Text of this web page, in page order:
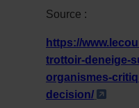
Source :
https://
trottoir-deneige-
organismes-
decision/
- Cet